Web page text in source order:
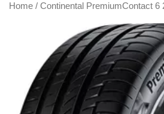
Home / Continental PremiumContact 6